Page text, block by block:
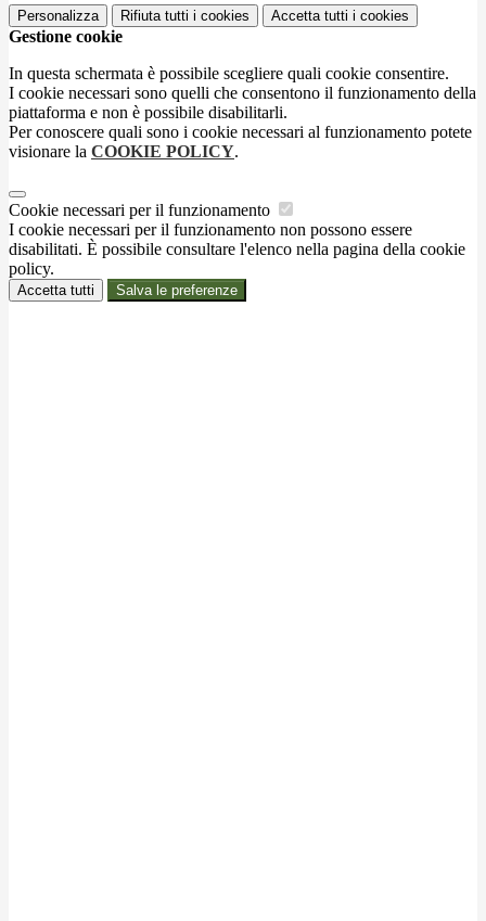
Personalizza Rifiuta tutti i cookies Accetta tutti i cookies
Gestione cookie
In questa schermata è possibile scegliere quali cookie consentire.
I cookie necessari sono quelli che consentono il funzionamento della
piattaforma e non è possibile disabilitarli.
Per conoscere quali sono i cookie necessari al funzionamento potete
visionare la COOKIE POLICY.
Cookie necessari per il funzionamento
I cookie necessari per il funzionamento non possono essere
disabilitati. È possibile consultare l'elenco nella pagina della cookie
policy.
Accetta tutti Salva le preferenze